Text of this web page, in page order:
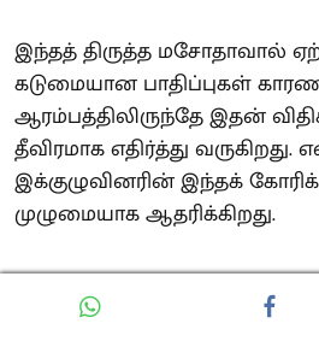
இந்தத் திருத்த மசோதாவால்
கடுமையான பாதிப்புகள்
ஆரம்பத்திலிருந்தே இதன்
தீவிரமாக எதிர்த்து வருகிறது.
இக்குழுவினரின் இந்தக்
முழுமையாக ஆதரிக்கிறது.
சிறுபான்மை மக்களின்
நோக்கில், இந்தக் கூட்டு